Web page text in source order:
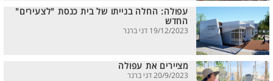
עפולה: החלה בנייתו של בית כנסת "לצעירים"
החדש
19/12/2023 דני ברנר
מציירים את עפולה
20/9/2023 דני ברנר